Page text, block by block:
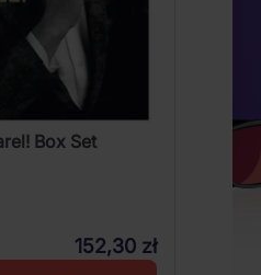
Box Set
152,30 zł